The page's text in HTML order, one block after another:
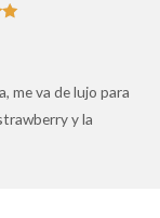
me va de lujo para
y la